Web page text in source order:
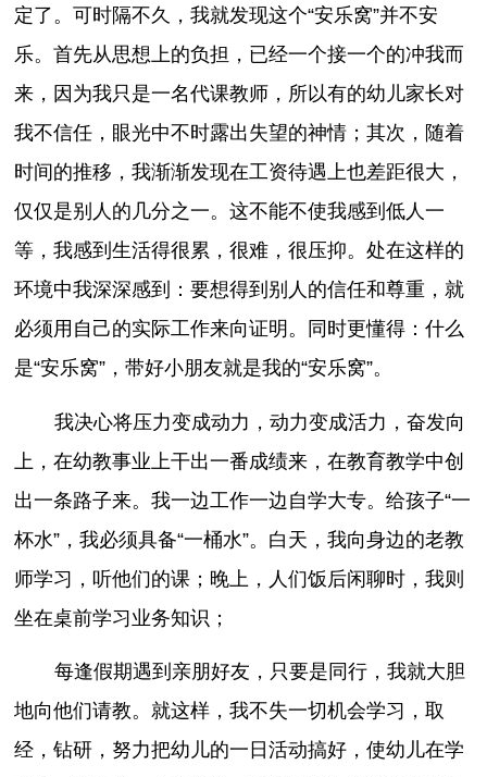
定了。可时隔不久，我就发现这个“安乐窝”并不安
乐。首先从思想上的负担，已经一个接一个的冲我而
来，因为我只是一名代课教师，所以有的幼儿家长对
我不信任，眼光中不时露出失望的神情；其次，随着
时间的推移，我渐渐发现在工资待遇上也差距很大，
仅仅是别人的几分之一。这不能不使我感到低人一
等，我感到生活得很累，很难，很压抑。处在这样的
环境中我深深感到：要想得到别人的信任和尊重，就
必须用自己的实际工作来向证明。同时更懂得：什么
是“安乐窝”，带好小朋友就是我的“安乐窝”。
我决心将压力变成动力，动力变成活力，奋发向
上，在幼教事业上干出一番成绩来，在教育教学中创
出一条路子来。我一边工作一边自学大专。给孩子“一
杯水”，我必须具备“一桶水”。白天，我向身边的老教
师学习，听他们的课；晚上，人们饭后闲聊时，我则
坐在桌前学习业务知识；
每逢假期遇到亲朋好友，只要是同行，我就大胆
地向他们请教。就这样，我不失一切机会学习，取
经，钻研，努力把幼儿的一日活动搞好，使幼儿在学